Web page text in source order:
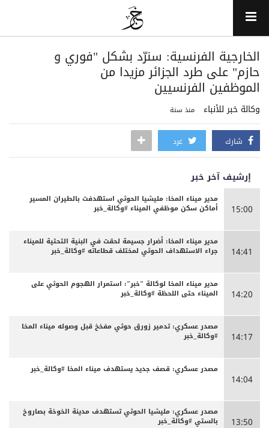
‏الخارجية الفرنسية: سنرّد بشكل "فوري و
حازم" على طرد الجزائر مزيدا من
الموظفين الفرنسيين
وكالة خبر للأنباء منذ سنة
شارك غرد
إرشيف آخر خبر
15:00
مدير ميناء المخا: مليشيا الحوثي استهدفت بالطيران المسير
أماكن سكن موظفي الميناء #وكالة_خبر
14:41
مدير ميناء المخا: أضرار جسيمة لحقت في البنية التحتية للميناء
جراء الاستهداف الحوثي لمختلف قطاعاته #وكالة_خبر
14:20
مدير ميناء المخا لوكالة "خبر": استمرار الهجوم الحوثي على
الميناء حتى اللحظة #وكالة_خبر
14:17
مصدر عسكري: تدمير زورق حوثي مفخخ قبل وصوله ميناء المخا
#وكالة_خبر
14:04
مصدر عسكري: قصف جديد يستهدف ميناء المخا #وكالة_خبر
13:50
مصدر عسكري: مليشيا الحوثي تستهدف مدينة الخوخة بصاروخ
بالستي #وكالة_خبر